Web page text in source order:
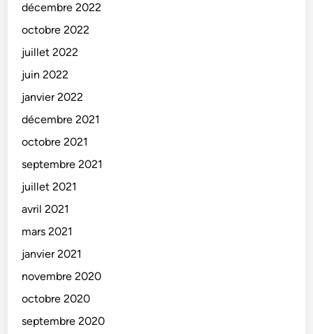
décembre 2022
octobre 2022
juillet 2022
juin 2022
janvier 2022
décembre 2021
octobre 2021
septembre 2021
juillet 2021
avril 2021
mars 2021
janvier 2021
novembre 2020
octobre 2020
septembre 2020